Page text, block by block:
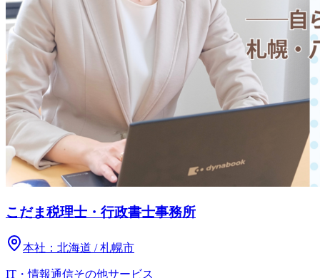
こだま税理士・行政書士事務所
本社： 北海道 / 札幌市
IT・情報通信その他サービス